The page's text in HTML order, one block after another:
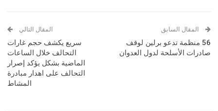
المقال السابق
56 منظمة تدعو برلين لوقف
صادرات الأسلحة لدول العدوان
المقال التالي
سريع يكشف حجم غارات
التحالف خلال الساعات
الماضية بشكل يؤكد إصرار
التحالف على اهدار مبادرة
المشاط